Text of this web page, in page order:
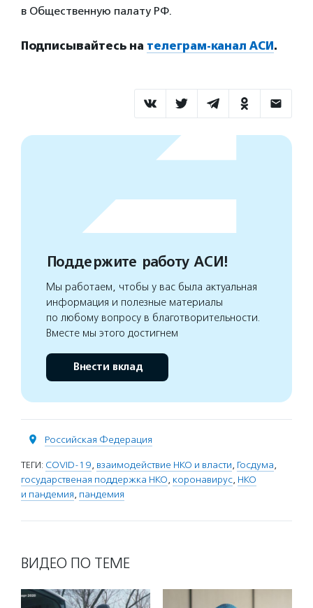
в Общественную палату РФ.
Подписывайтесь на телеграм-канал АСИ.
Поддержите работу АСИ!
Мы работаем, чтобы у вас была актуальная
информация и полезные материалы
по любому вопросу в благотворительности.
Вместе мы этого достигнем
Внести вклад
Российская Федерация
ТЕГИ: COVID-19, взаимодействие НКО и власти, Госдума,
государственая поддержка НКО, коронавирус, НКО
и пандемия, пандемия
ВИДЕО ПО ТЕМЕ